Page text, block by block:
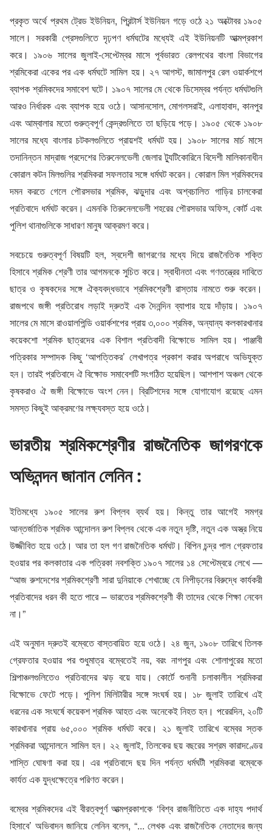
প্রকৃত অর্থে প্রথম ট্রেড ইউনিয়ন, প্রিন্টার্স ইউনিয়ন গড়ে ওঠে ২১ অক্টোবর ১৯০৫
সালে। সরকারী প্রেসগুলিতে দৃঢ়পণ ধর্মঘটের মধ্যেই এই ইউনিয়নটি আত্মপ্রকাশ
করে। ১৯০৬ সালের জুলাই-সেপ্টেম্বর মাসে পূর্বভারত রেলপথের বাংলা বিভাগের
শ্রমিকেরা একের পর এক ধর্মঘটে সামিল হয়। ২৭ আগস্ট, জামালপুর রেল ওয়ার্কশপে
ব্যাপক শ্রমিকদের সমাবেশ ঘটে। ১৯০৭ সালের মে থেকে ডিসেম্বর পর্যন্ত ধর্মঘটগুলি
আরও নির্ধারক এবং ব্যাপক হয়ে ওঠে। আসানসোল, মোগলসরাই, এলাহাবাদ, কানপুর
এবং আম্বালার মতো গুরুত্বপূর্ণ কেন্দ্রগুলিতে তা ছড়িয়ে পড়ে। ১৯০৫ থেকে ১৯০৮
সালের মধ্যে বাংলার চটকলগুলিতে প্রায়শই ধর্মঘট হয়। ১৯০৮ সালের মার্চ মাসে
তদানিন্তন মাদ্রাজ প্রদেশের তিরুনেলভেলী জেলার ট্যুটিকোরিনে বিদেশী মালিকানাধীন
কোরাল কটন মিলগুলির শ্রমিকরা সফলতার সঙ্গে ধর্মঘট করেন। কোরাল মিল শ্রমিকদের
দমন করতে গেলে পৌরসভার শ্রমিক, ঝড়ুদার এবং অশ্বচালিত গাড়ির চালকেরা
প্রতিবাদে ধর্মঘট করেন। এমনকি তিরুনেলভেলী শহরের পৌরসভার অফিস, কোর্ট এবং
পুলিশ থানাগুলিকে সাধারণ মানুষ আক্রমণ করে।
সবচেয়ে গুরুত্বপূর্ণ বিষয়টি হল, স্বদেশী জাগরণের মধ্যে দিয়ে রাজনৈতিক শক্তি
হিসাবে শ্রমিক শ্রেণী তার আগমনকে সুচিত করে। স্বাধীনতা এবং গণতন্ত্রের দাবিতে
ছাত্র ও কৃষকদের সঙ্গে ঐক্যবদ্ধভাবে শ্রমিকশ্রেণী রাস্তায় নামতে শুরু করেন।
রাজপথে জঙ্গী প্রতিরোধ লড়াই দ্রুতই এক দৈনন্দিন ব্যাপার হয়ে দাঁড়ায়। ১৯০৭
সালের মে মাসে রাওয়ালপিন্ডি ওয়ার্কশপের প্রায় ৩,০০০ শ্রমিক, অন্যান্য কলকারখানার
কয়েকশো শ্রমিক ছাত্রদের এক বিশাল প্রতিবাদী বিক্ষোভে সামিল হয়। পাঞ্জাবী
পত্রিকার সম্পাদক কিছু ‘আপত্তিকর’ লেখাপত্র প্রকাশ করার অপরাধে অভিযুক্ত
হন। তারই প্রতিবাদে ঐ বিক্ষোভ সমাবেশটি সংগঠিত হয়েছিল। আশপাশ অঞ্চল থেকে
কৃষকরাও ঐ জঙ্গী বিক্ষোভে অংশ নেন। ব্রিটিশদের সঙ্গে যোগাযোগ রয়েছে এমন
সমস্ত কিছুই আক্রমণের লক্ষ্যবস্ত হয়ে ওঠে।
ভারতীয় শ্রমিকশ্রেণীর রাজনৈতিক জাগরণকে
অভিনন্দন জানান লেনিন :
ইতিমধ্যে ১৯০৫ সালের রুশ বিপ্লব ব্যর্থ হয়। কিন্তু তার আগেই সমগ্র
আন্তর্জাতিক শ্রমিক আন্দোলন রুশ বিপ্লব থেকে এক নতুন দৃষ্টি, নতুন এক অস্ত্র নিয়ে
উজ্জীবিত হয়ে ওঠে। আর তা হল গণ রাজনৈতিক ধর্মঘট। বিপিন চন্দ্র পাল গ্রেফতার
হওয়ার পর কলকাতার এক পত্রিকা নবশক্তি ১৯০৭ সালের ১৪ সেপ্টেম্বরে লেখে —
“আজ রুশদেশের শ্রমিকশ্রেণী সারা দুনিয়াকে শেখাচ্ছে যে নিপীড়নের বিরুদ্ধে কার্যকরী
প্রতিবাদের ধরন কী হতে পারে – ভারতের শ্রমিকশ্রেণী কী তাদের থেকে শিক্ষা নেবেন
না।”
এই অনুমান দ্রুতই বম্বেতে বাস্তবায়িত হয়ে ওঠে। ২৪ জুন, ১৯০৮ তারিখে তিলক
গ্রেফতার হওয়ার পর শুধুমাত্র বম্বেতেই নয়, বরং নাগপুর এবং শোলাপুরের মতো
শিল্পাঞ্চলগুলিতেও প্রতিবাদের ঝড় বয়ে যায়। কোর্টে শুনানী চলাকালীন শ্রমিকরা
বিক্ষোভে ফেটে পড়ে। পুলিশ মিলিটারীর সঙ্গে সংঘর্ষ হয়। ১৮ জুলাই তারিখে এই
ধরনের এক সংঘর্ষে কয়েকশ শ্রমিক আহত এবং অনেকেই নিহত হন। পরেরদিন, ২০টি
কারখানার প্রায় ৬৫,০০০ শ্রমিক ধর্মঘট করে। ২১ জুলাই তারিখে বম্বের স্তক
শ্রমিকরা আন্দোলনে সামিল হন। ২২ জুলাই, তিলকের ছয় বছরের সশ্রম কারাদণ্ডের
শাস্তি ঘোষণা করা হয়। এর প্রতিবাদে ছয় দিন পর্যন্ত ধর্মঘটী শ্রমিকরা বম্বেকে
কার্যত এক যুদ্ধক্ষেত্রে পরিণত করেন।
বম্বের শ্রমিকদের এই বীরত্বপূর্ণ আত্মপ্রকাশকে ‘বিশ্ব রাজনীতিতে এক দাহ্য পদার্থ
হিসাবে’ অভিবাদন জানিয়ে লেনিন বলেন, “... লেখক এবং রাজনৈতিক নেতাদের জন্য